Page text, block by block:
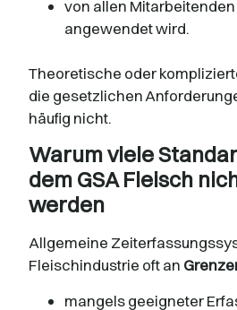
von allen
angewendet wird.
Theoretische oder
die gesetzlichen
häufig nicht.
Warum viele
dem GSA Fleisch
werden
Allgemeine
Fleischindustrie oft an
mangels geeigneter